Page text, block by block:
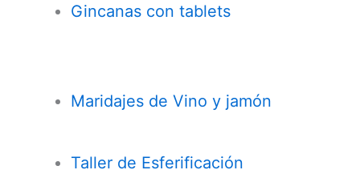
Gincanas con tablets
Maridajes de Vino y jamón
Taller de Esferificación